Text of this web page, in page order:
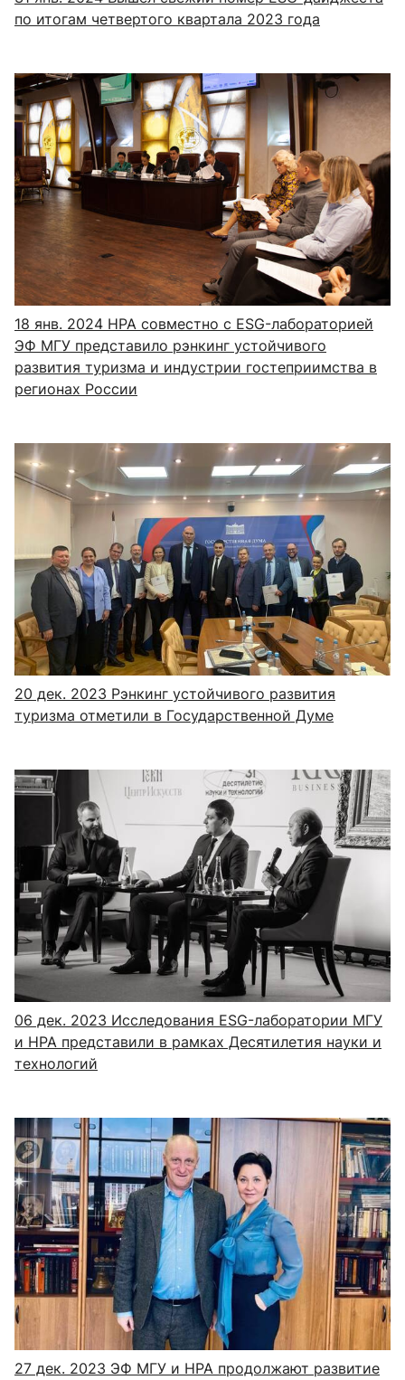
по итогам четвертого квартала 2023 года
18 янв. 2024 НРА совместно с ESG-лабораторией
ЭФ МГУ представило рэнкинг устойчивого
развития туризма и индустрии гостеприимства в
регионах России
20 дек. 2023 Рэнкинг устойчивого развития
туризма отметили в Государственной Думе
06 дек. 2023 Исследования ESG-лаборатории МГУ
и НРА представили в рамках Десятилетия науки и
технологий
27 дек. 2023 ЭФ МГУ и НРА продолжают развитие